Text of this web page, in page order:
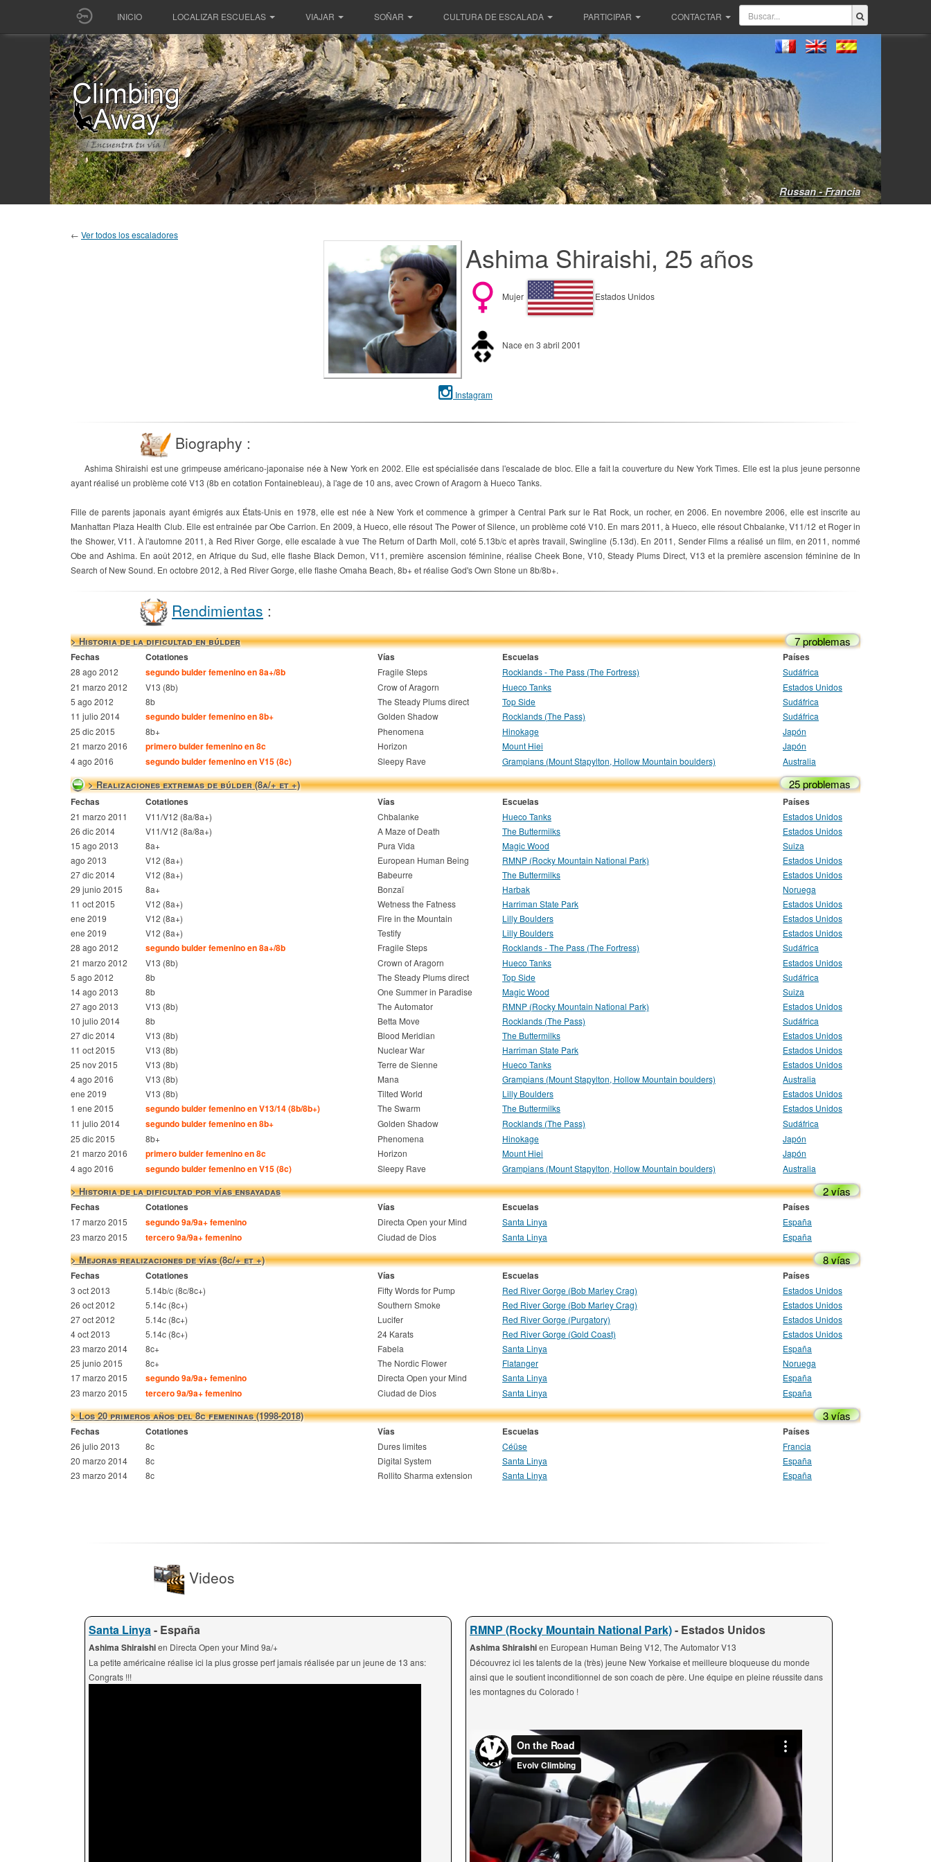
INICIO LOCALIZAR ESCUELAS VIAJAR SOÑAR CULTURA DE ESCALADA PARTICIPAR CONTACTAR
Russan - Francia
← Ver todos los escaladores
Ashima Shiraishi, 25 años
Mujer Estados Unidos
Nace en 3 abril 2001
Instagram
Biography :
Ashima Shiraishi est une grimpeuse américano-japonaise née à New York en 2002. Elle est spécialisée dans l'escalade de bloc. Elle a fait la couverture du New York Times. Elle est la plus jeune personne
ayant réalisé un problème coté V13 (8b en cotation Fontainebleau), à l'age de 10 ans, avec Crown of Aragorn à Hueco Tanks.
Fille de parents japonais ayant émigrés aux États-Unis en 1978, elle est née à New York et commence à grimper à Central Park sur le Rat Rock, un rocher, en 2006. En novembre 2006, elle est inscrite au
Manhattan Plaza Health Club. Elle est entrainée par Obe Carrion. En 2009, à Hueco, elle résout The Power of Silence, un problème coté V10. En mars 2011, à Hueco, elle résout Chbalanke, V11/12 et Roger in
the Shower, V11. À l'automne 2011, à Red River Gorge, elle escalade à vue The Return of Darth Moll, coté 5.13b/c et après travail, Swingline (5.13d). En 2011, Sender Films a réalisé un film, en 2011, nommé
Obe and Ashima. En août 2012, en Afrique du Sud, elle flashe Black Demon, V11, première ascension féminine, réalise Cheek Bone, V10, Steady Plums Direct, V13 et la première ascension féminine de In
Search of New Sound. En octobre 2012, à Red River Gorge, elle flashe Omaha Beach, 8b+ et réalise God's Own Stone un 8b/8b+.
Rendimientas :
> Historia de la dificultad en búlder 7 problemas
Fechas Cotationes Vías Escuelas Países
28 ago 2012 segundo bulder femenino en 8a+/8b Fragile Steps Rocklands - The Pass (The Fortress)
Sudáfrica
21 marzo 2012
V13 (8b) Crow of Aragorn Hueco Tanks
Estados Unidos
5 ago 2012
8b The Steady Plums direct Top Side
Sudáfrica
11 julio 2014
segundo bulder femenino en 8b+ Golden Shadow Rocklands (The Pass)
Sudáfrica
25 dic 2015
8b+ Phenomena Hinokage
Japón
21 marzo 2016
primero bulder femenino en 8c Horizon Mount Hiei
Japón
4 ago 2016
segundo bulder femenino en V15 (8c) Sleepy Rave Grampians (Mount Stapylton, Hollow Mountain boulders) Australia
> Realizaciones extremas de búlder (8a/+ et +) 25 problemas
Fechas Cotationes Vías Escuelas Países
21 marzo 2011 V11/V12 (8a/8a+) Chbalanke Hueco Tanks
Estados Unidos
26 dic 2014
V11/V12 (8a/8a+) A Maze of Death The Buttermilks
Estados Unidos
15 ago 2013
8a+ Pura Vida Magic Wood
Suiza
ago 2013
V12 (8a+) European Human Being RMNP (Rocky Mountain National Park)
Estados Unidos
27 dic 2014
V12 (8a+) Babeurre The Buttermilks
Estados Unidos
29 junio 2015
8a+ Bonzaï Harbak
Noruega
11 oct 2015
V12 (8a+) Wetness the Fatness Harriman State Park
Estados Unidos
ene 2019
V12 (8a+) Fire in the Mountain Lilly Boulders
Estados Unidos
ene 2019
V12 (8a+) Testify Lilly Boulders
Estados Unidos
28 ago 2012
segundo bulder femenino en 8a+/8b Fragile Steps Rocklands - The Pass (The Fortress)
Sudáfrica
21 marzo 2012
V13 (8b) Crown of Aragorn Hueco Tanks
Estados Unidos
5 ago 2012
8b The Steady Plums direct Top Side
Sudáfrica
14 ago 2013
8b One Summer in Paradise Magic Wood
Suiza
27 ago 2013
V13 (8b) The Automator RMNP (Rocky Mountain National Park)
Estados Unidos
10 julio 2014
8b Betta Move Rocklands (The Pass)
Sudáfrica
27 dic 2014
V13 (8b) Blood Meridian The Buttermilks
Estados Unidos
11 oct 2015
V13 (8b) Nuclear War Harriman State Park
Estados Unidos
25 nov 2015
V13 (8b) Terre de Sienne Hueco Tanks
Estados Unidos
4 ago 2016
V13 (8b) Mana Grampians (Mount Stapylton, Hollow Mountain boulders)
Australia
ene 2019
V13 (8b) Tilted World Lilly Boulders
Estados Unidos
1 ene 2015
segundo bulder femenino en V13/14 (8b/8b+) The Swarm The Buttermilks
Estados Unidos
11 julio 2014
segundo bulder femenino en 8b+ Golden Shadow Rocklands (The Pass)
Sudáfrica
25 dic 2015
8b+ Phenomena Hinokage
Japón
21 marzo 2016
primero bulder femenino en 8c Horizon Mount Hiei
Japón
4 ago 2016
segundo bulder femenino en V15 (8c) Sleepy Rave Grampians (Mount Stapylton, Hollow Mountain boulders) Australia
> Historia de la dificultad por vías ensayadas 2 vías
Fechas Cotationes Vías Escuelas Países
17 marzo 2015 segundo 9a/9a+ femenino Directa Open your Mind Santa Linya
España
23 marzo 2015
tercero 9a/9a+ femenino Ciudad de Dios Santa Linya España
> Mejoras realizaciones de vías (8c/+ et +) 8 vías
Fechas Cotationes Vías Escuelas Países
3 oct 2013 5.14b/c (8c/8c+) Fifty Words for Pump Red River Gorge (Bob Marley Crag)
Estados Unidos
26 oct 2012
5.14c (8c+) Southern Smoke Red River Gorge (Bob Marley Crag)
Estados Unidos
27 oct 2012
5.14c (8c+) Lucifer Red River Gorge (Purgatory)
Estados Unidos
4 oct 2013
5.14c (8c+) 24 Karats Red River Gorge (Gold Coast)
Estados Unidos
23 marzo 2014
8c+ Fabela Santa Linya
España
25 junio 2015
8c+ The Nordic Flower Flatanger
Noruega
17 marzo 2015
segundo 9a/9a+ femenino Directa Open your Mind Santa Linya
España
23 marzo 2015
tercero 9a/9a+ femenino Ciudad de Dios Santa Linya España
> Los 20 primeros años del 8c femeninas (1998-2018) 3 vías
Fechas Cotationes Vías Escuelas Países
26 julio 2013 8c Dures limites Céüse
Francia
20 marzo 2014
8c Digital System Santa Linya
España
23 marzo 2014
8c Rollito Sharma extension Santa Linya España
Videos
Santa Linya- España
Ashima Shiraishien Directa Open your Mind 9a/+
La petite américaine réalise ici la plus grosse perf jamais réalisée par un jeune de 13 ans:
Congrats !!!
RMNP (Rocky Mountain National Park)- Estados Unidos
Ashima Shiraishien European Human Being V12, The Automator V13
Découvrez ici les talents de la (très) jeune New Yorkaise et meilleure bloqueuse du monde
ainsi que le soutient inconditionnel de son coach de père. Une équipe en pleine réussite dans
les montagnes du Colorado !